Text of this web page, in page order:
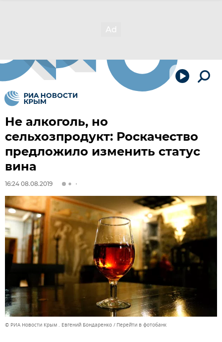
Не алкоголь, но
сельхозпродукт: Роскачество
предложило изменить статус
вина
16:24 08.08.2019
© РИА Новости Крым . Евгений Бондаренко Перейти в фотобанк